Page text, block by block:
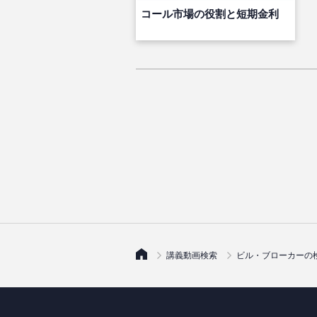
コール市場の役割と短期金利
講義動画検索 ビル・ブローカーの